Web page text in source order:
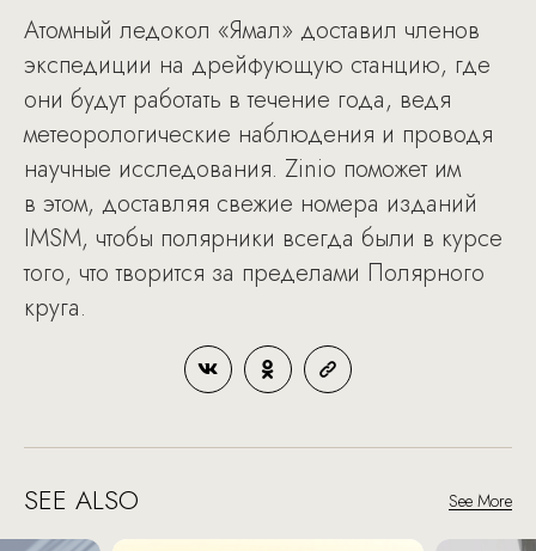
Атомный ледокол «Ямал» доставил членов
экспедиции на дрейфующую станцию, где
они будут работать в течение года, ведя
метеорологические наблюдения и проводя
научные исследования. Zinio поможет им
в этом, доставляя свежие номера изданий
IMSM, чтобы полярники всегда были в курсе
того, что творится за пределами Полярного
круга.
SEE ALSO See More